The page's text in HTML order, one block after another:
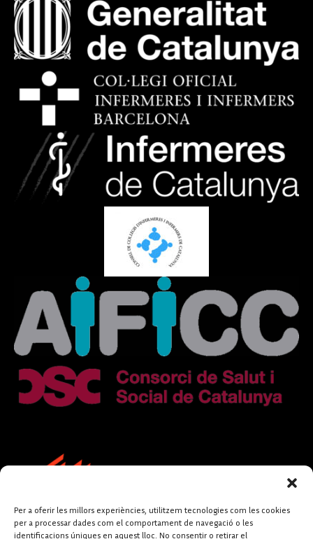
Per a oferir les millors experiències, utilitzem tecnologies com les cookies
per a processar dades com el comportament de navegació o les
identificacions úniques en aquest lloc. No consentir o retirar el